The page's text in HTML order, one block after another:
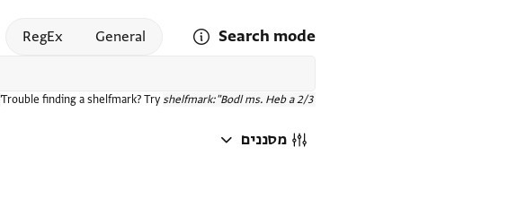
Search mode
Open search mode help
General
RegEx
Trouble finding a shelfmark? Try shelfmark:"Bodl ms. Heb a 2/3"
מסננים